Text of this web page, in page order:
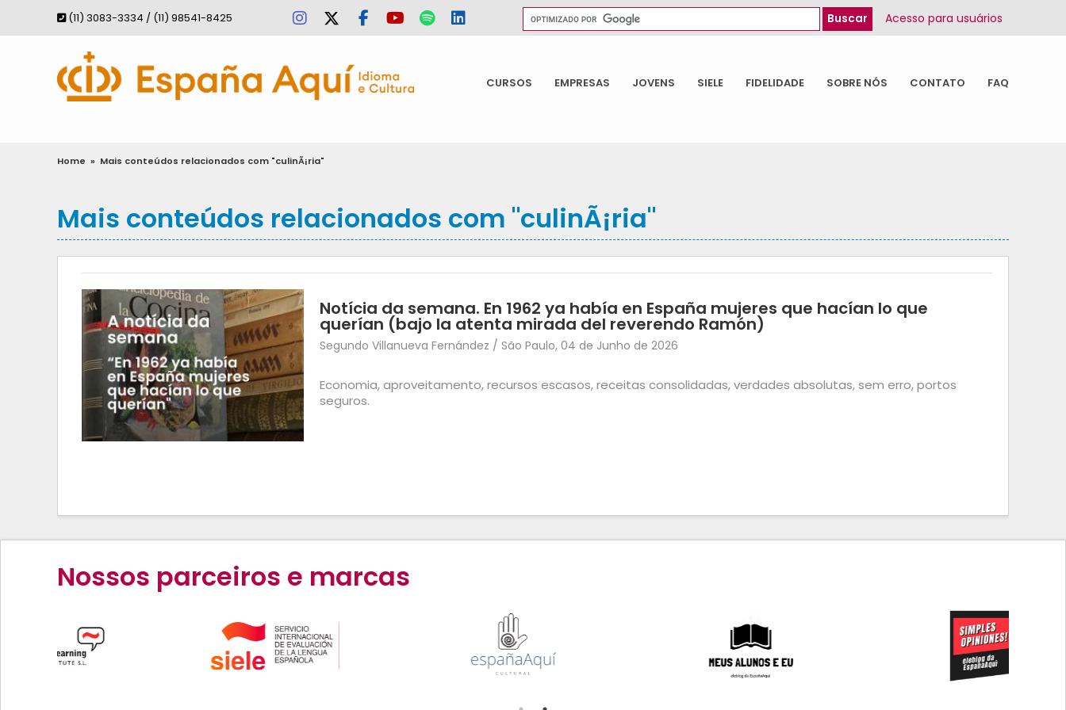
(11) 3083-3334 / (11) 98541-8425 Acesso para usuários
CURSOS EMPRESAS JOVENS SIELE FIDELIDADE SOBRE NÓS CONTATO FAQ
Home » Mais conteúdos relacionados com "culinÃ¡ria"
Mais conteúdos relacionados com "culinÃ¡ria"
Notícia da semana. En 1962 ya había en España mujeres que hacían lo que
querían (bajo la atenta mirada del reverendo Ramón)
Segundo Villanueva Fernández / São Paulo, 04 de Junho de 2026
Economia, aproveitamento, recursos escasos, receitas consolidadas, verdades absolutas, sem erro, portos
seguros.
Nossos parceiros e marcas